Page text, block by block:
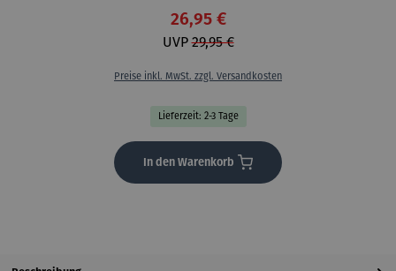
26,95 €
UVP29,95 €
Preise inkl. MwSt. zzgl. Versandkosten
Lieferzeit: 2-3 Tage
In den Warenkorb